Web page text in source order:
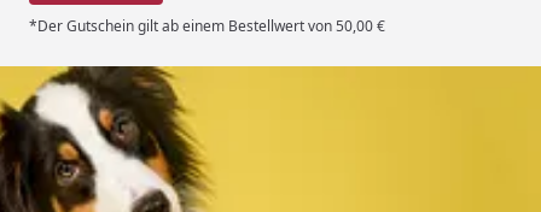
*Der Gutschein gilt ab einem Bestellwert von 50,00 €
Trusted Shops